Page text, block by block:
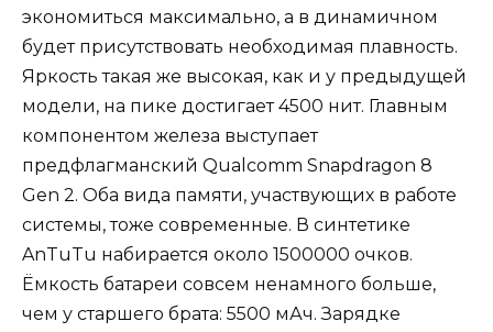
экономиться максимально, а в динамичном
будет присутствовать необходимая плавность.
Яркость такая же высокая, как и у предыдущей
модели, на пике достигает 4500 нит. Главным
компонентом железа выступает
предфлагманский Qualcomm Snapdragon 8
Gen 2. Оба вида памяти, участвующих в работе
системы, тоже современные. В синтетике
AnTuTu набирается около 1500000 очков.
Ёмкость батареи совсем ненамного больше,
чем у старшего брата: 5500 мАч. Зарядке